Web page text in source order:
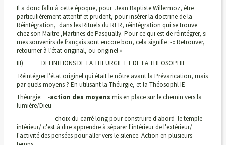
Il a donc fallu à cette époque, pour Jean Baptiste Willermoz, être
particulièrement attentif et prudent, pour insérer la doctrine de la
Réintégration, dans les Rituels du RER, réintégration qui se trouve
chez son Maitre ,Martines de Pasqually. Pour ce qui est de réintégrer, si
mes souvenirs de français sont encore bon, cela signifie :-« Retrouver,
retourner à l’état original, ou originel »-
III) DEFINITIONS DE LA THEURGIE ET DE LA THEOSOPHIE
Réintégrer l’état originel qui était le nôtre avant la Prévarication, mais
par quels moyens ? En utilisant la Théurgie, et la Théosophl IE
Théurgie: -action des moyens mis en place sur le chemin vers la
lumière/Dieu
- choix du carré long pour construire d'abord le temple
intérieur/ c'est à dire apprendre à séparer l'intérieur de l'extérieur/
l'activité des pensées pour aller vers le silence. Action en plusieurs